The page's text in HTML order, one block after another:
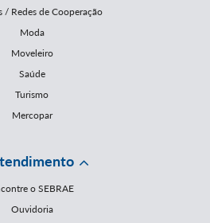
/ Redes de Cooperação
Moda
Moveleiro
Saúde
Turismo
Mercopar
o SEBRAE
Ouvidoria